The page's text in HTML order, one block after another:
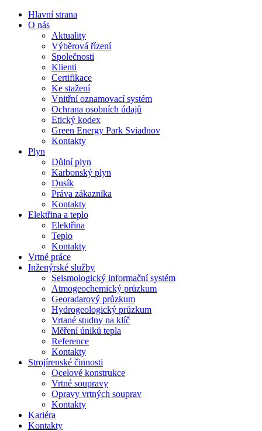
Hlavní strana
O nás
Aktuality
Výběrová řízení
Společnosti
Klienti
Certifikace
Ke stažení
Vnitřní oznamovací systém
Ochrana osobních údajů
Etický kodex
Green Energy Park Sviadnov
Kontakty
Plyn
Důlní plyn
Karbonský plyn
Dusík
Práva zákazníka
Kontakty
Elektřina a teplo
Elektřina
Teplo
Kontakty
Vrtné práce
Inženýrské služby
Seismologický informační systém
Atmogeochemický průzkum
Georadarový průzkum
Hydrogeologický průzkum
Vrtané studny na klíč
Měření úniků tepla
Reference
Kontakty
Strojírenské činnosti
Ocelové konstrukce
Vrtné soupravy
Opravy vrtných souprav
Kontakty
Kariéra
Kontakty